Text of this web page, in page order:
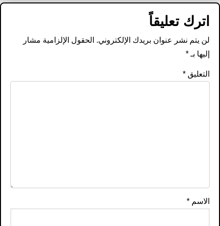
اترك تعليقاً
لن يتم نشر عنوان بريدك الإلكتروني. الحقول الإلزامية مشار
إليها بـ*
التعليق*
الاسم*